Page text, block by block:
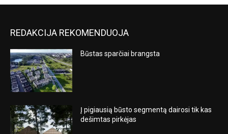
REDAKCIJA REKOMENDUOJA
Būstas sparčiai brangsta
Į pigiausią būsto segmentą dairosi tik kas
dešimtas pirkėjas